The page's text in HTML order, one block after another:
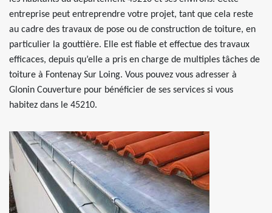
entreprise peut entreprendre votre projet, tant que cela reste
au cadre des travaux de pose ou de construction de toiture, en
particulier la gouttière. Elle est fiable et effectue des travaux
efficaces, depuis qu’elle a pris en charge de multiples tâches de
toiture à Fontenay Sur Loing. Vous pouvez vous adresser à
Glonin Couverture pour bénéficier de ses services si vous
habitez dans le 45210.